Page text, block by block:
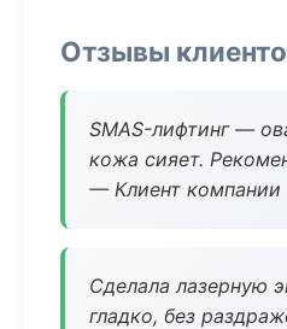
Отзывы
SMAS-лифтинг —
кожа сияет.
— Клиент компании
Сделала лазерную
гладко, без